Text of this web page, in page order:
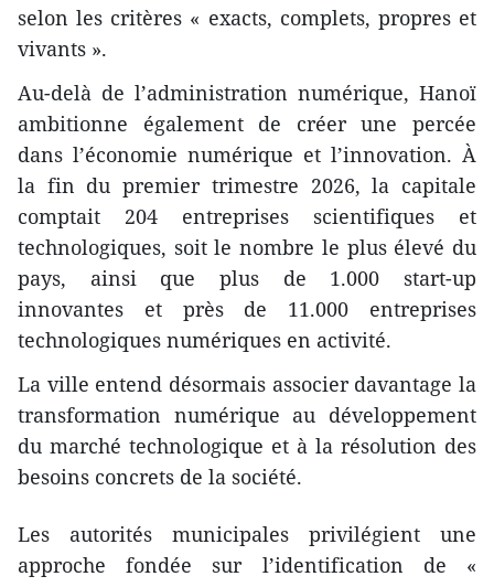
selon les critères « exacts, complets, propres et
vivants ».
Au-delà de l’administration numérique, Hanoï
ambitionne également de créer une percée
dans l’économie numérique et l’innovation. À
la fin du premier trimestre 2026, la capitale
comptait 204 entreprises scientifiques et
technologiques, soit le nombre le plus élevé du
pays, ainsi que plus de 1.000 start-up
innovantes et près de 11.000 entreprises
technologiques numériques en activité.
La ville entend désormais associer davantage la
transformation numérique au développement
du marché technologique et à la résolution des
besoins concrets de la société.
Les autorités municipales privilégient une
approche fondée sur l’identification de «